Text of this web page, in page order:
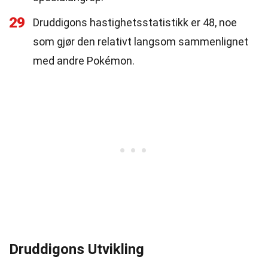
29
Druddigons hastighetsstatistikk er 48, noe
som gjør den relativt langsom sammenlignet
med andre Pokémon.
Druddigons Utvikling